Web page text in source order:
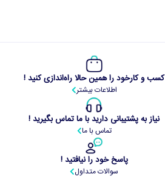
کسب و کارخود را همین حالا راه‌اندازی کنید !
اطلاعات بیشتر
نیاز به پشتیبانی دارید با ما تماس بگیرید !
تماس با ما
پاسخ خود را نیافتید !
سوالات متداول